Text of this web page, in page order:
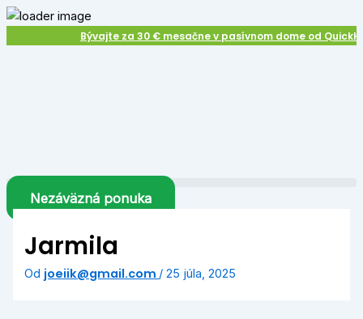
Close
Bývajte za 30 € mesačne v pasívnom dome od
Preskočiť
na
obsah
Nezáväzná ponuka
Jarmila
Od joeiik@gmail.com /25 júla, 2025